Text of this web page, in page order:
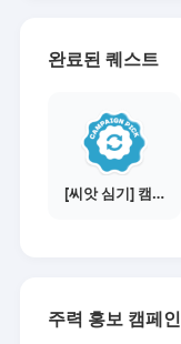
완료된 퀘스트
[씨앗 심기] 캠페인 전환하기
주력 홍보 캠페인